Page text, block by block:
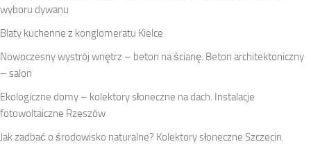
wyboru dywanu
Blaty kuchenne z konglomeratu Kielce
Nowoczesny wystrój wnętrz – beton na ścianę. Beton architektoniczny
– salon
Ekologiczne domy – kolektory słoneczne na dach. Instalacje
fotowoltaiczne Rzeszów
Jak zadbać o środowisko naturalne? Kolektory słoneczne Szczecin.